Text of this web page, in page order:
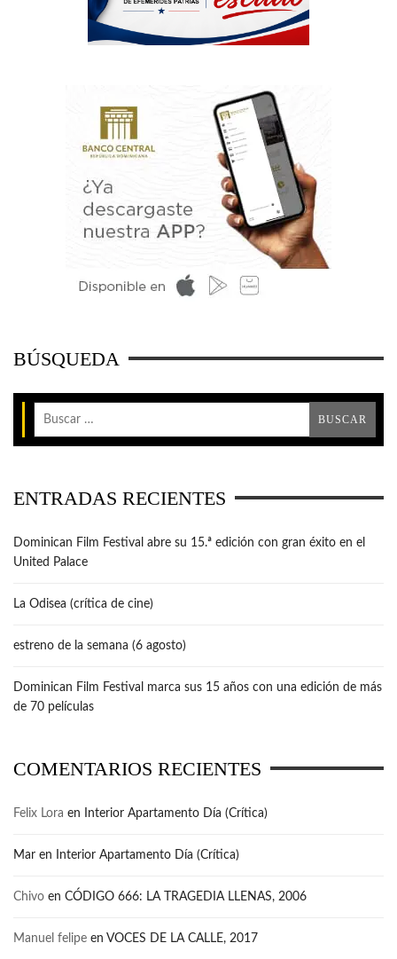
BÚSQUEDA
ENTRADAS RECIENTES
Dominican Film Festival abre su 15.ª edición con gran éxito en el
United Palace
La Odisea (crítica de cine)
estreno de la semana (6 agosto)
Dominican Film Festival marca sus 15 años con una edición de más
de 70 películas
COMENTARIOS RECIENTES
Felix Lora en Interior Apartamento Día (Crítica)
Mar en Interior Apartamento Día (Crítica)
Chivo en CÓDIGO 666: LA TRAGEDIA LLENAS, 2006
Manuel felipe en VOCES DE LA CALLE, 2017